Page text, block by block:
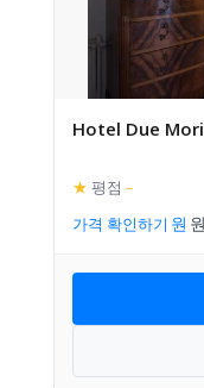
Hotel Due Mori
★ 평점 –
가격 확인하기